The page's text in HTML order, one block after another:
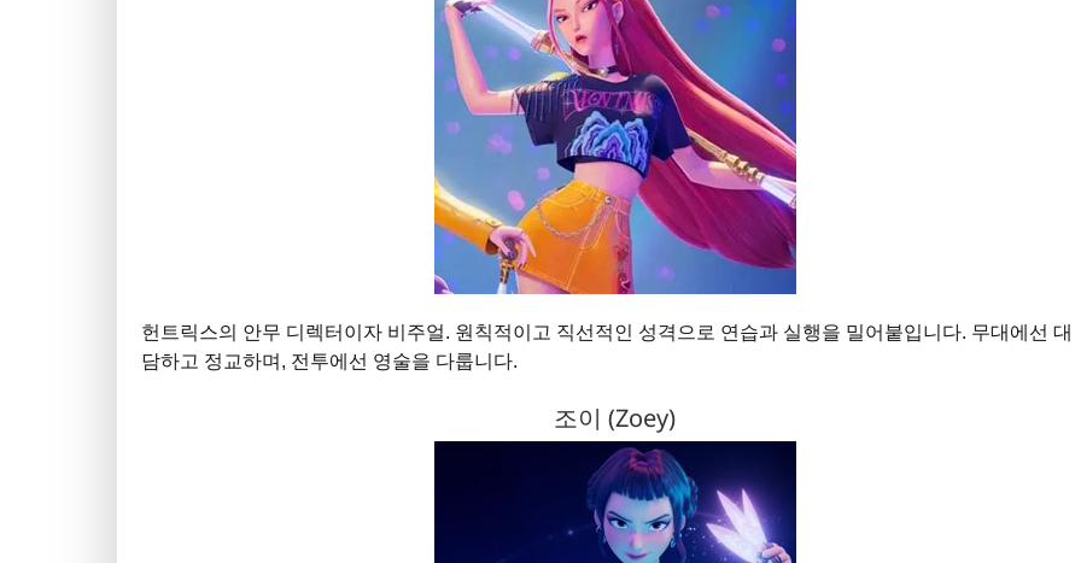
헌트릭스의 안무 디렉터이자 비주얼. 원칙적이고 직선적인 성격으로 연습과 실행을 밀어붙입니다. 무대에선 대
담하고 정교하며, 전투에선 영술을 다룹니다.
조이 (Zoey)